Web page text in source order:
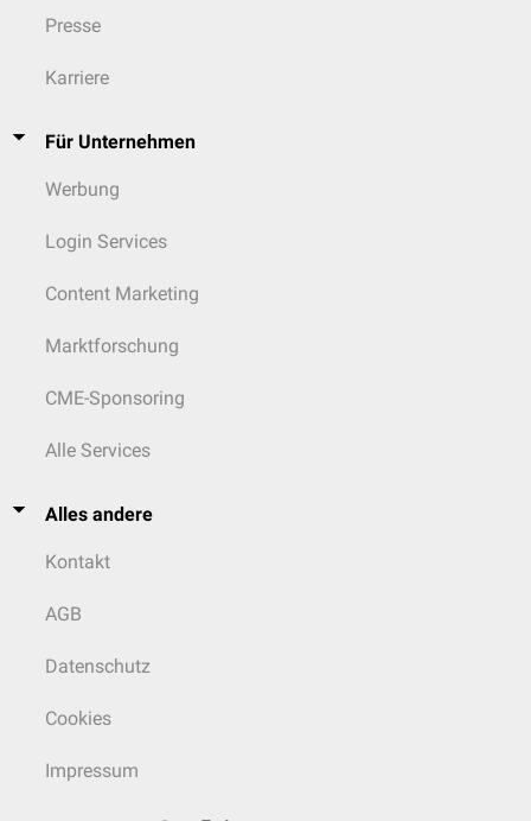
Presse
Karriere
Für Unternehmen
Werbung
Login Services
Content Marketing
Marktforschung
CME-Sponsoring
Alle Services
Alles andere
Kontakt
AGB
Datenschutz
Cookies
Impressum